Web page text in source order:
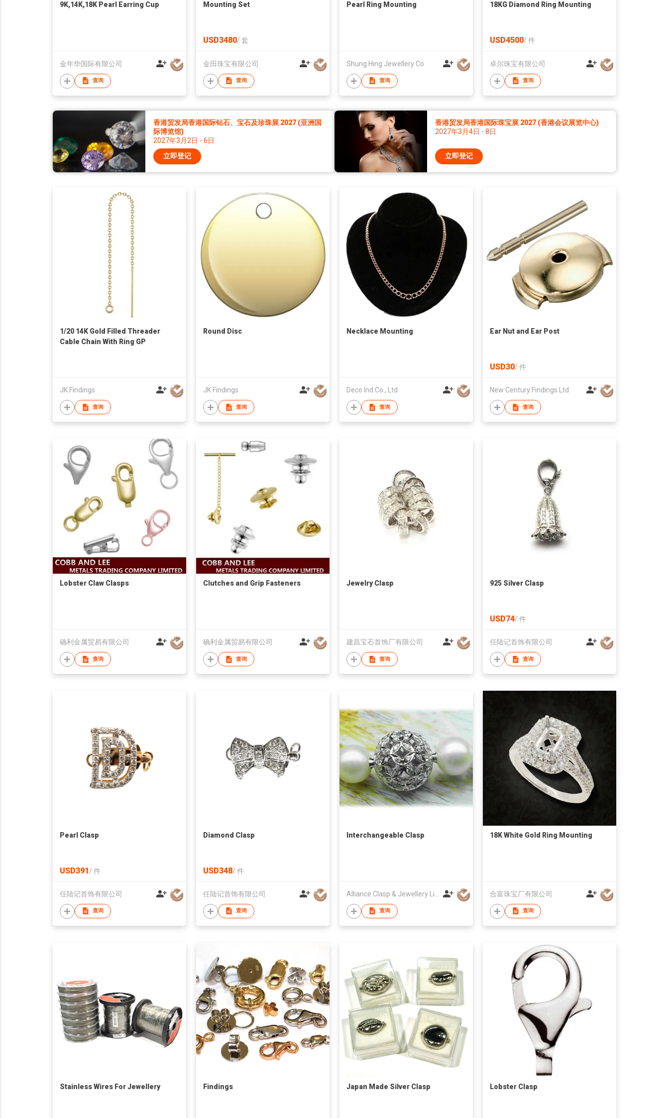
9K,14K,18K Pearl Earring Cup
金年华国际有限公司
查询
Mounting Set
USD3480/ 套
金田珠宝有限公司
查询
Pearl Ring Mounting
Shung Hing Jewellery Co
查询
18KG Diamond Ring Mounting
USD4500/ 件
卓尔珠宝有限公司
查询
香港贸发局香港国际钻石、宝石及珍珠展 2027 (亚洲国
际博览馆)
2027年3月2日 - 6日
立即登记
香港贸发局香港国际珠宝展 2027 (香港会议展览中心)
2027年3月4日 - 8日
立即登记
1/20 14K Gold Filled Threader
Cable Chain With Ring GP
JK Findings
查询
Round Disc
JK Findings
查询
Necklace Mounting
Deco Ind Co., Ltd
查询
Ear Nut and Ear Post
USD30/ 件
New Century Findings Ltd
查询
Lobster Claw Clasps
确利金属贸易有限公司
查询
Clutches and Grip Fasteners
确利金属贸易有限公司
查询
Jewelry Clasp
建昌宝石首饰厂有限公司
查询
925 Silver Clasp
USD74/ 件
任陆记首饰有限公司
查询
Pearl Clasp
USD391/ 件
任陆记首饰有限公司
查询
Diamond Clasp
USD348/ 件
任陆记首饰有限公司
查询
Interchangeable Clasp
查询
18K White Gold Ring Mounting
合富珠宝厂有限公司
查询
Stainless Wires For Jewellery Findings Japan Made Silver Clasp Lobster Clasp